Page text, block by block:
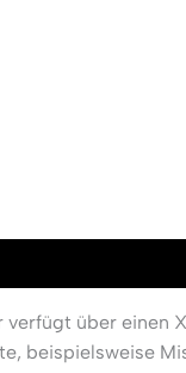
über einen
beispielsweise